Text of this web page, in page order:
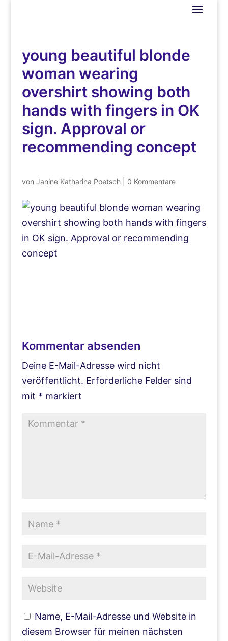
young beautiful blonde
woman wearing
overshirt showing both
hands with fingers in OK
sign. Approval or
recommending concept
von Janine Katharina Poetsch| 0 Kommentare
Kommentar absenden
Deine E-Mail-Adresse wird nicht
veröffentlicht. Erforderliche Felder sind
mit * markiert
Name, E-Mail-Adresse und Website in
diesem Browser für meinen nächsten